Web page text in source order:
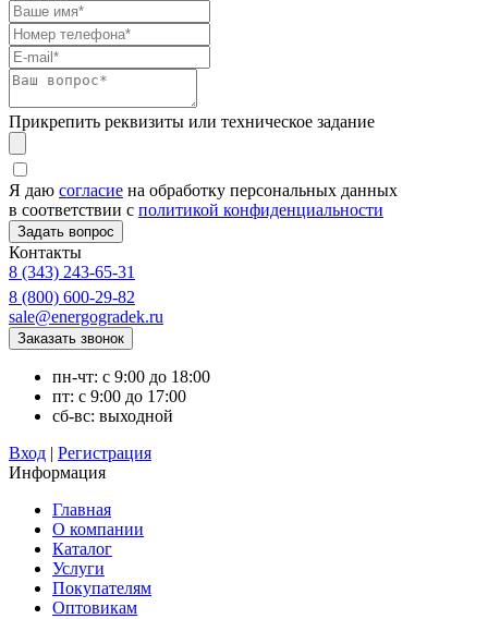
Прикрепить реквизиты или техническое задание
Я даю согласие на обработку персональных данных
в соответствии с политикой конфиденциальности
Контакты
8 (343) 243-65-31
8 (800) 600-29-82
sale@energogradek.ru
пн-чт: с 9:00 до 18:00
пт: с 9:00 до 17:00
сб-вс: выходной
Вход | Регистрация
Информация
Главная
О компании
Каталог
Услуги
Покупателям
Оптовикам